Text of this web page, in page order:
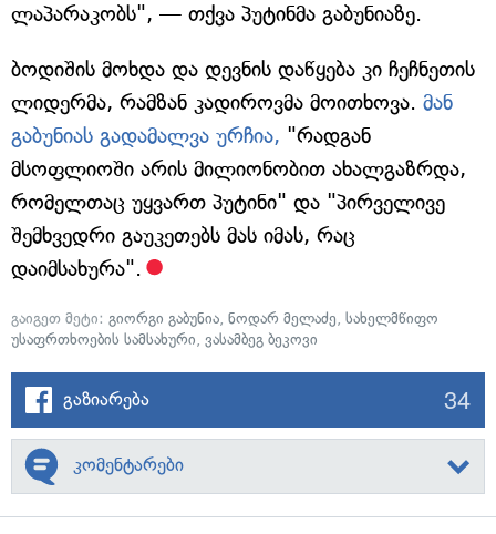
ლაპარაკობს", — თქვა პუტინმა გაბუნიაზე.
ბოდიშის მოხდა და დევნის დაწყება კი ჩეჩნეთის
ლიდერმა, რამზან კადიროვმა მოითხოვა. მან
გაბუნიას გადამალვა ურჩია, "რადგან
მსოფლიოში არის მილიონობით ახალგაზრდა,
რომელთაც უყვართ პუტინი" და "პირველივე
შემხვედრი გაუკეთებს მას იმას, რაც
დაიმსახურა".
გაიგეთ მეტი: გიორგი გაბუნია, ნოდარ მელაძე, სახელმწიფო
უსაფრთხოების სამსახური, ვასამბეგ ბეკოვი
გაზიარება 34
კომენტარები